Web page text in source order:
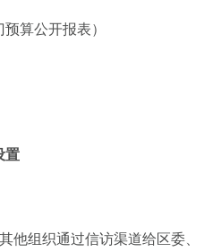
算公开报表）
置
他组织通过信访渠道给区委、